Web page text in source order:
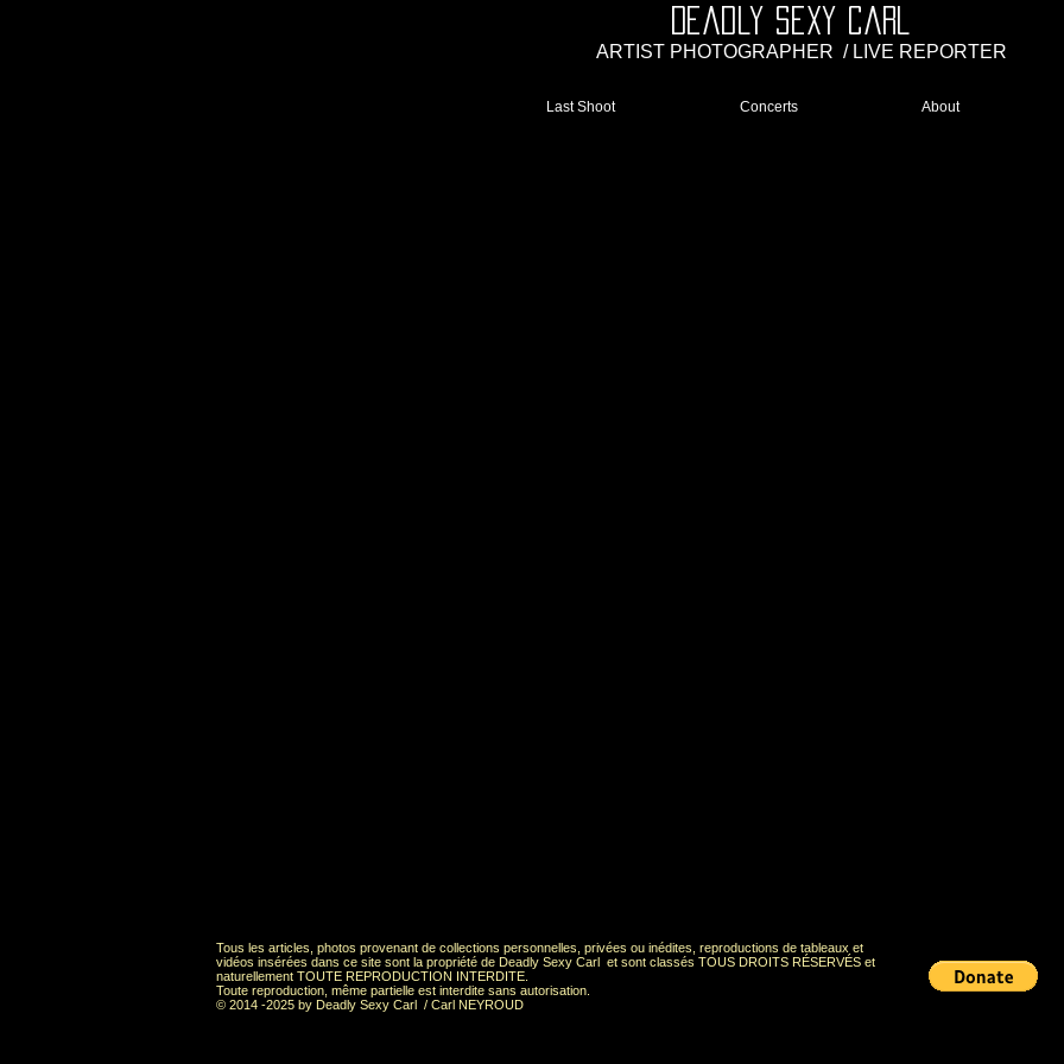
Deadly Sexy Carl
ARTIST PHOTOGRAPHER / LIVE REPORTER
Last Shoot Concerts About
Tous les articles, photos provenant de collections personnelles, privées ou inédites, reproductions de tableaux et
vidéos insérées dans ce site sont la propriété de Deadly Sexy Carl et sont classés TOUS DROITS RÉSERVÉS et
naturellement TOUTE REPRODUCTION INTERDITE.
Toute reproduction, même partielle est interdite sans autorisation.
© 2014 -2025 by Deadly Sexy Carl / Carl NEYROUD